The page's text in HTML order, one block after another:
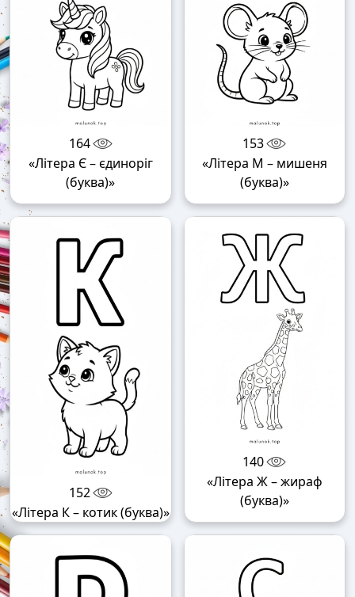
164
«Літера Є – єдиноріг
(буква)»
153
«Літера М – мишеня
(буква)»
152
«Літера К – котик (буква)»
140
«Літера Ж – жираф
(буква)»